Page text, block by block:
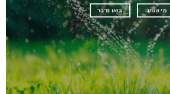
מי אנחנו בואו נדבר